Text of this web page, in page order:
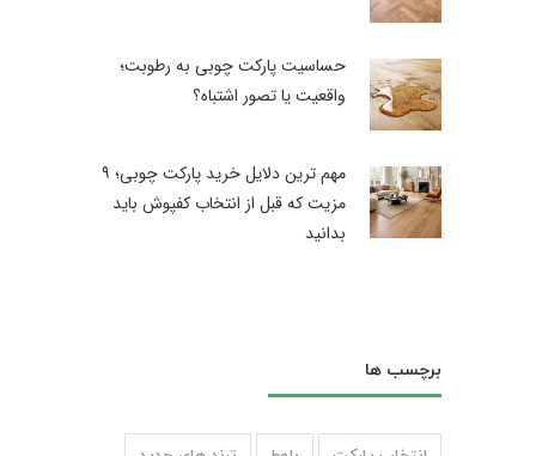
حساسیت پارکت چوبی به رطوبت؛
واقعیت یا تصور اشتباه؟
مهم ترین دلایل خرید پارکت چوبی؛ ۹
مزیت که قبل از انتخاب کفپوش باید
بدانید
برچسب ها